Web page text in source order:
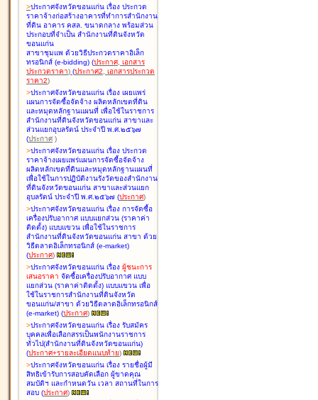
>ประกาศจังหวัดขอนแก่น เรื่อง ประกวด
ราคาจ้างก่อสร้างอาคารที่ทำการสำนักงาน
ที่ดิน อาคาร คสล. ขนาดกลาง พร้อมส่วน
ประกอบที่จำเป็น สำนักงานที่ดินจังหวัด
ขอนแก่น
สาขาชุมแพ ด้วยวิธีประกวดราคาอิเล็ก
ทรอนิกส์ (e-bidding) (ประกาศ, เอกสาร
ประกวดราคา) (ประกาศ2, เอกสารประกวด
ราคา2)
>ประกาศจังหวัดขอนแก่น เรื่อง เผยแพร่
แผนการจัดซื้อจัดจ้าง ผลิตหลักเขตที่ดิน
และหมุดหลักฐานแผนที่ เพื่อใช้ในราชการ
สำนักงานที่ดินจังหวัดขอนแก่น สาขาและ
ส่วนแยกอุบลรัตน์ ประจำปี พ.ศ.๒๕๖๗
(ประกาศ )
>ประกาศจังหวัดขอนแก่น เรื่อง ประกวด
ราคาจ้างเผยแพร่แผนการจัดซื้อจัดจ้าง
ผลิตหลักเขตที่ดินและหมุดหลักฐานแผนที่
เพื่อใช้ในการปฏิบัติงานรังวัดของสำนักงาน
ที่ดินจังหวัดขอนแก่น สาขาและส่วนแยก
อุบลรัตน์ ประจำปี พ.ศ.๒๕๖๗ (ประกาศ)
>ประกาศจังหวัดขอนแก่น เรื่อง การจัดซื้อ
เครื่องปรับอากาศ แบบแยกส่วน (ราคาค่า
ติดตั้ง) แบบแขวน เพื่อใช้ในราชการ
สำนักงานที่ดินจังหวัดขอนแก่น สาขา ด้วย
วิธีตลาดอิเล็กทรอนิกส์ (e-market)
(ประกาศ)
>ประกาศจังหวัดขอนแก่น เรื่อง ผู้ชนะการ
เสนอราคา จัดซื้อเครื่องปรับอากาศ แบบ
แยกส่วน (ราคาค่าติดตั้ง) แบบแขวน เพื่อ
ใช้ในราชการสำนักงานที่ดินจังหวัด
ขอนแก่น/สาขา ด้วยวิธีตลาดอิเล็กทรอนิกส์
(e-market) (ประกาศ)
>ประกาศจังหวัดขอนแก่น เรื่อง รับสมัคร
บุคคลเพื่อเลือกสรรเป็นพนักงานราชการ
ทั่วไป(สำนักงานที่ดินจังหวัดขอนแก่น)
(ประกาศ+รายละเอียดแนบท้าย)
>ประกาศจังหวัดขอนแก่น เรื่อง รายชื่อผู้มี
สิทธิเข้ารับการสอบคัดเลือก ผู้ขาดคุณ
สมบัติฯ และกำหนดวัน เวลา สถานที่ในการ
สอบ (ประกาศ)